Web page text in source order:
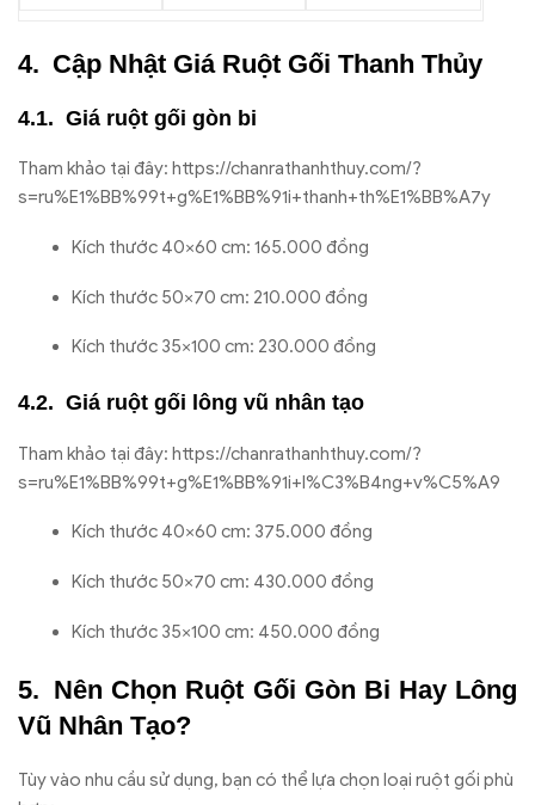
Cập Nhật Giá Ruột Gối Thanh Thủy
Giá ruột gối gòn bi
Tham khảo tại đây: https://chanrathanhthuy.com/?
s=ru%E1%BB%99t+g%E1%BB%91i+thanh+th%E1%BB%A7y
Kích thước 40×60 cm: 165.000 đồng
Kích thước 50×70 cm: 210.000 đồng
Kích thước 35×100 cm: 230.000 đồng
Giá ruột gối lông vũ nhân tạo
Tham khảo tại đây: https://chanrathanhthuy.com/?
s=ru%E1%BB%99t+g%E1%BB%91i+l%C3%B4ng+v%C5%A9
Kích thước 40×60 cm: 375.000 đồng
Kích thước 50×70 cm: 430.000 đồng
Kích thước 35×100 cm: 450.000 đồng
Nên Chọn Ruột Gối Gòn Bi Hay Lông
Vũ Nhân Tạo?
Tùy vào nhu cầu sử dụng, bạn có thể lựa chọn loại ruột gối phù